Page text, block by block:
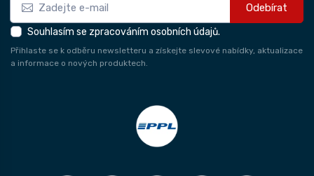
Odebírat
Souhlasím se zpracováním osobních údajů.
Přihlaste se k odběru newsletteru a získejte slevové nabídky, aktualizace
a informace o nových produktech.